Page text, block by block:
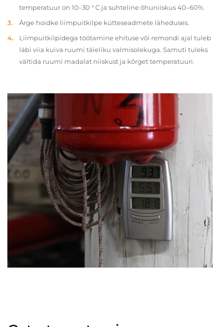
temperatuur on 10–30 ° C ja suhteline õhuniiskus 40–60%.
Ärge hoidke liimpuitkilpe kütteseadmete läheduses.
Liimpuitkilpidega töötamine ehituse või remondi ajal tuleb
läbi viia kuiva ruumi täieliku valmisolekuga. Samuti tuleks
vältida ruumi madalat niiskust ja kõrget temperatuuri.